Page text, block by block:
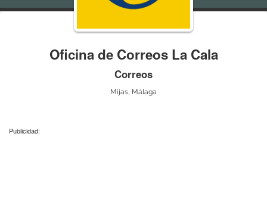
Oficina de Correos La Cala
Correos
Mijas, Málaga
Publicidad: